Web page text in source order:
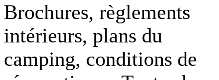
Brochures, règlements
intérieurs, plans du
camping, conditions de